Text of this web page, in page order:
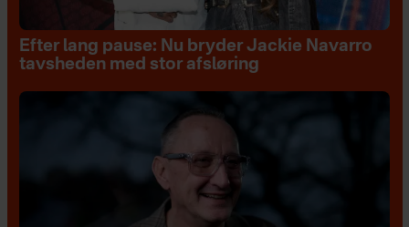
Efter lang pause: Nu bryder Jackie Navarro
tavsheden med stor afsløring